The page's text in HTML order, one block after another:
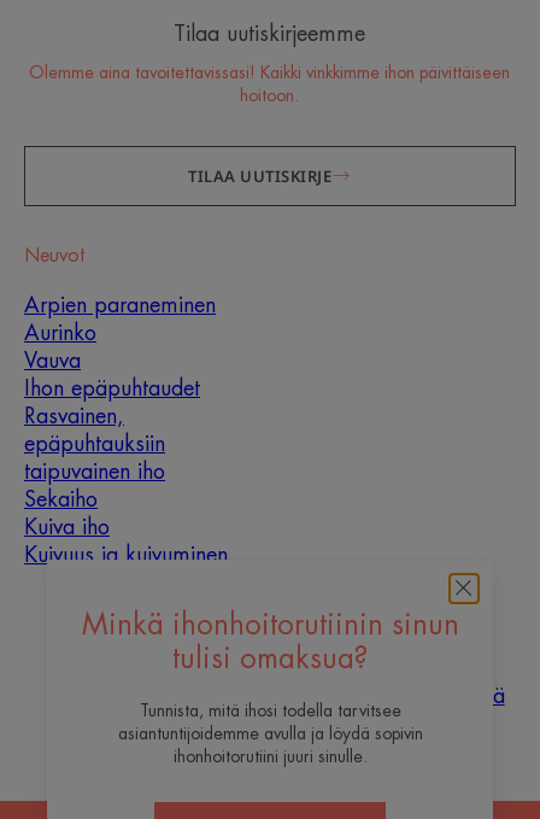
Minkä ihonhoitorutiinin sinun
tulisi omaksua?
Tunnista, mitä ihosi todella tarvitsee
asiantuntijoidemme avulla ja löydä sopivin
ihonhoitorutiini juuri sinulle.
Tilaa uutiskirjeemme
Olemme aina tavoitettavissasi! Kaikki vinkkimme ihon päivittäiseen
hoitoon.
TILAA UUTISKIRJE
Neuvot
Arpien paraneminen
Aurinko
Vauva
Ihon epäpuhtaudet
Rasvainen,
epäpuhtauksiin
taipuvainen iho
Sekaiho
Kuiva iho
Kuivuus ja kuivuminen
Tietoa meistä
Haluaisitko olla yksi
Ota
kysyttyä